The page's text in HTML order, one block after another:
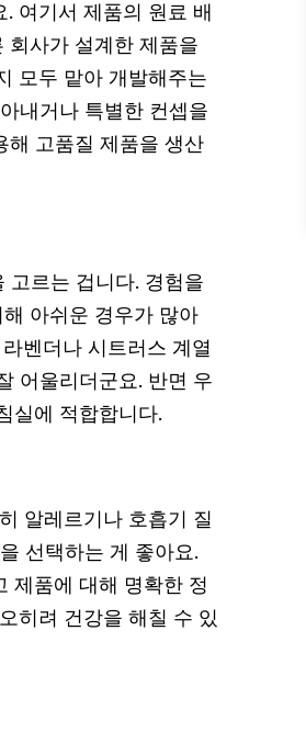
여기서 제품의 원료 배
회사가 설계한 제품을
모두 맡아 개발해주는
내거나 특별한 컨셉을
해 고품질 제품을 생산
고르는 겁니다. 경험을
아쉬운 경우가 많아
벤더나 시트러스 계열
어울리더군요. 반면 우
실에 적합합니다.
알레르기나 호흡기 질
선택하는 게 좋아요.
제품에 대해 명확한 정
히려 건강을 해칠 수 있